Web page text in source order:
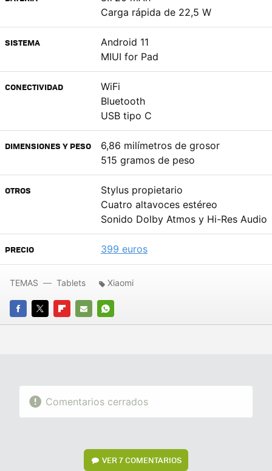
Carga rápida de 22,5 W
SISTEMA
Android 11
MIUI for Pad
CONECTIVIDAD
WiFi
Bluetooth
USB tipo C
DIMENSIONES Y PESO
6,86 milímetros de grosor
515 gramos de peso
OTROS
Stylus propietario
Cuatro altavoces estéreo
Sonido Dolby Atmos y Hi-Res Audio
PRECIO 399 euros
FACEBOOK
TWITTERFLIPBOARD
E-
WHATSAPP
TEMAS Tablets Xiaomi
Comentarios cerrados
VER7 COMENTARIOS